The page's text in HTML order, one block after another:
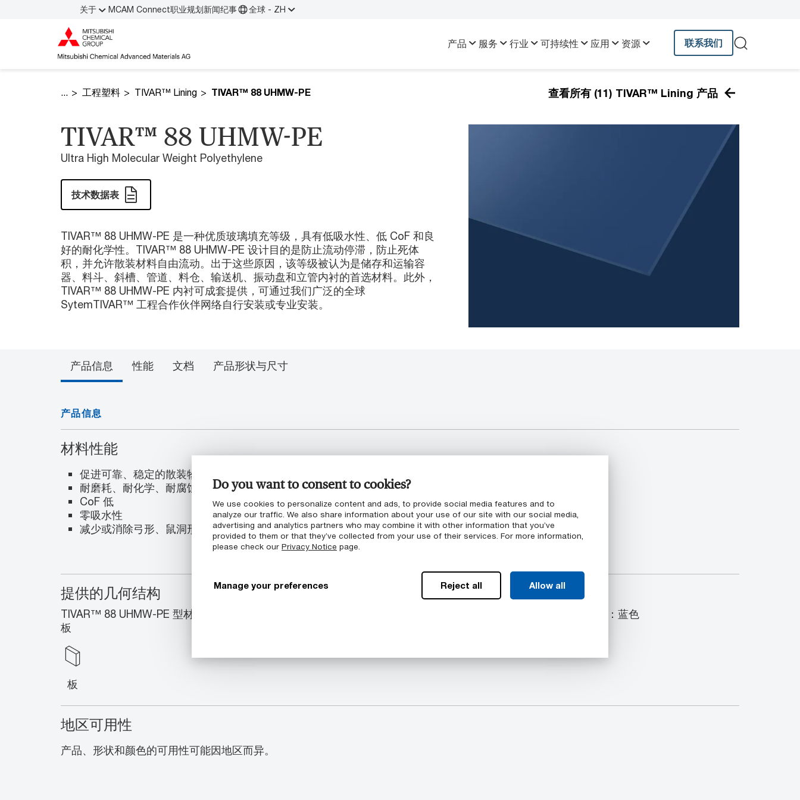
Do you want to consent to cookies?
We use cookies to personalize content and ads, to provide social media features and to
analyze our traffic. We also share information about your use of our site with our social media,
advertising and analytics partners who may combine it with other information that you’ve
provided to them or that they’ve collected from your use of their services. For more information,
please check our Privacy Notice page.
Manage your preferences Reject all Allow all
关于 MCAM Connect职业规划新闻纪事 全球 - ZH
产品 服务 行业 可持续性 应用 资源 联系我们
工程塑料 TIVAR™ Lining TIVAR™ 88 UHMW-PE 查看所有 (11) TIVAR™ Lining 产品
TIVAR™ 88 UHMW-PE
Ultra High Molecular Weight Polyethylene
技术数据表
TIVAR™ 88 UHMW-PE 是一种优质玻璃填充等级，具有低吸水性、低 CoF 和良
好的耐化学性。TIVAR™ 88 UHMW-PE 设计目的是防止流动停滞，防止死体
积，并允许散装材料自由流动。出于这些原因，该等级被认为是储存和运输容
器、料斗、斜槽、管道、料仓、输送机、振动盘和立管内衬的首选材料。此外，
TIVAR™ 88 UHMW-PE 内衬可成套提供，可通过我们广泛的全球
SytemTIVAR™ 工程合作伙伴网络自行安装或专业安装。
产品信息 性能 文档 产品形状与尺寸
产品信息
材料性能
促进可靠、稳定的散装物料流动
耐磨耗、耐化学、耐腐蚀
CoF 低
零吸水性
减少或消除弓形、鼠洞形和不稳定的流动
提供的几何结构
TIVAR™ 88 UHMW-PE 型材包含以下几何结构中的一系列标准尺寸：
板
板
提供的颜色
TIVAR™ 88 UHMW-PE 型材包含以下颜色：蓝色
地区可用性
产品、形状和颜色的可用性可能因地区而异。